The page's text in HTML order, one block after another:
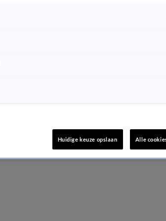
Huidige keuze opslaan Alle